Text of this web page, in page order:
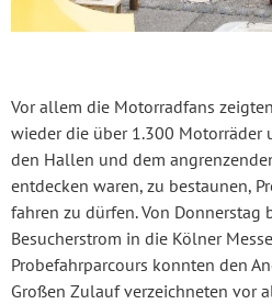
Vor allem die Motorradfans
wieder die über 1.300 Motorräder
den Hallen und dem
entdecken waren, zu bestaunen,
fahren zu dürfen. Von Donnerstag
Besucherstrom in die Kölner
Probefahrparcours konnten den
Großen Zulauf verzeichneten vor